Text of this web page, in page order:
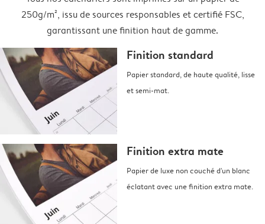
250g/m², issu de sources responsables et certifié FSC,
garantissant une finition haut de gamme.
Finition standard
Papier standard, de haute qualité, lisse
et semi-mat.
Finition extra mate
Papier de luxe non couché d'un blanc
éclatant avec une finition extra mate.